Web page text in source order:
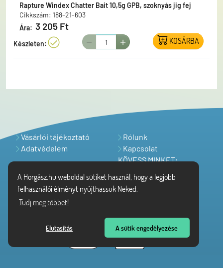
A Horgász.hu weboldal sütiket használ, hogy a legjobb
felhasználói élményt nyújthassuk Neked.
Tudj meg többet!
Elutasítás A sütik engedélyezése
csali, amelyet elsősorban ismeretlen vizeken
használnak, hogy folyamatos dobásokkal felmérjék a
vizet különböző vízoszlop magasságokon.A szilikon
szoknya növeli a csali tömegét, a térfogatát és
élénké teszi a színét. Ezen kívül a nem várt
Rapture Windex Chatter Bait 10,5g GPB, szoknyás jig fej
Cikkszám: 188-21-603
Ára: 3 205 Ft
Készleten: KOSÁRBA
Vásárlói tájékoztató
Adatvédelem
Rólunk
Kapcsolat
KÖVESS MINKET: